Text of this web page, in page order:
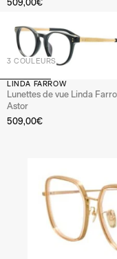
3 COULEURS
LINDA FARROW
Lunettes de vue Linda
Astor
509,00€